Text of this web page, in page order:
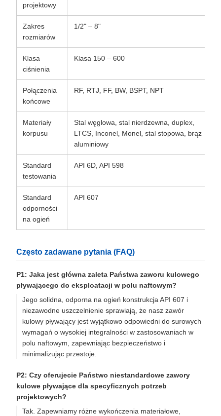
projektowy
Zakres
rozmiarów
1/2" – 8"
Klasa
ciśnienia
Klasa 150 – 600
Połączenia
końcowe
RF, RTJ, FF, BW, BSPT, NPT
Materiały
korpusu
Stal węglowa, stal nierdzewna, duplex,
LTCS, Inconel, Monel, stal stopowa, brąz
aluminiowy
Standard
testowania
API 6D, API 598
Standard
odporności
na ogień
API 607
Często zadawane pytania (FAQ)
P1: Jaka jest główna zaleta Państwa zaworu kulowego
pływającego do eksploatacji w polu naftowym?
Jego solidna, odporna na ogień konstrukcja API 607 i
niezawodne uszczelnienie sprawiają, że nasz zawór
kulowy pływający jest wyjątkowo odpowiedni do surowych
wymagań o wysokiej integralności w zastosowaniach w
polu naftowym, zapewniając bezpieczeństwo i
minimalizując przestoje.
P2: Czy oferujecie Państwo niestandardowe zawory
kulowe pływające dla specyficznych potrzeb
projektowych?
Tak. Zapewniamy różne wykończenia materiałowe,